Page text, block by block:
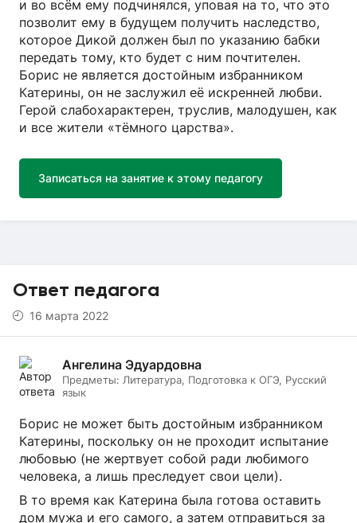
и во всём ему подчинялся, уповая на то, что это
позволит ему в будущем получить наследство,
которое Дикой должен был по указанию бабки
передать тому, кто будет с ним почтителен.
Борис не является достойным избранником
Катерины, он не заслужил её искренней любви.
Герой слабохарактерен, труслив, малодушен, как
и все жители «тёмного царства».
Записаться на занятие к этому педагогу
Ответ педагога
16 марта 2022
Ангелина Эдуардовна
Предметы: Литература, Подготовка к ОГЭ, Русский
язык
Борис не может быть достойным избранником
Катерины, поскольку он не проходит испытание
любовью (не жертвует собой ради любимого
человека, а лишь преследует свои цели).
В то время как Катерина была готова оставить
дом мужа и его самого, а затем отправиться за